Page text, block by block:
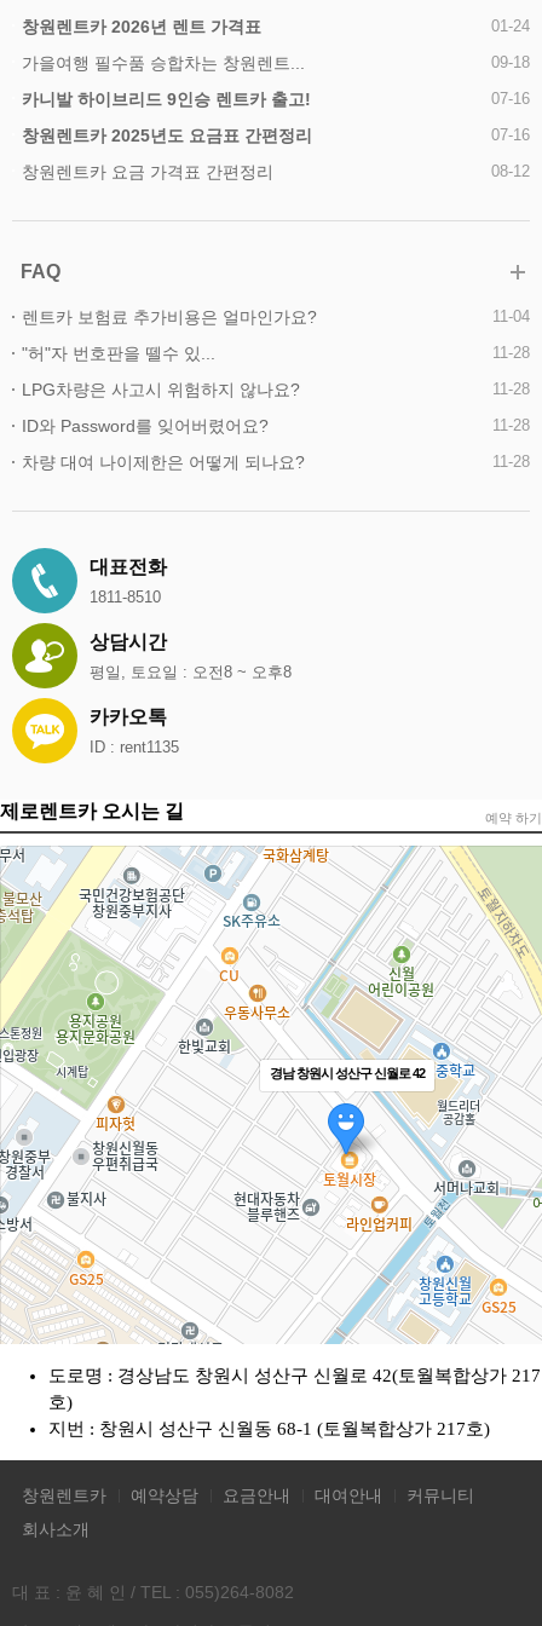
창원렌트카 2026년 렌트 가격표 01-24
가을여행 필수품 승합차는 창원렌트... 09-18
카니발 하이브리드 9인승 렌트카 출고! 07-16
창원렌트카 2025년도 요금표 간편정리 07-16
창원렌트카 요금 가격표 간편정리 08-12
FAQ
렌트카 보험료 추가비용은 얼마인가요? 11-04
"허"자 번호판을 뗄수 있... 11-28
LPG차량은 사고시 위험하지 않나요? 11-28
ID와 Password를 잊어버렸어요? 11-28
차량 대여 나이제한은 어떻게 되나요? 11-28
대표전화
1811-8510
상담시간
평일, 토요일 : 오전8 ~ 오후8
카카오톡
ID : rent1135
제로렌트카 오시는 길 예약 하기
경남 창원시 성산구 신월로 42
주소
도로명 : 경상남도 창원시 성산구 신월로 42(토월복합상가 217
호)
지번 : 창원시 성산구 신월동 68-1 (토월복합상가 217호)
창원렌트카 예약상담 요금안내 대여안내
커뮤니티
회사소개
대 표 : 윤 혜 인 / TEL : 055)264-8082